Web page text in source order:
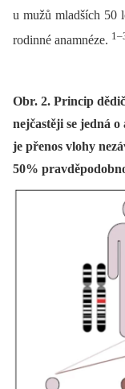
u mužů mladších 50
rodinné anamnéze.
Obr. 2. Princip
nejčastěji se jedná
je přenos vlohy
50%